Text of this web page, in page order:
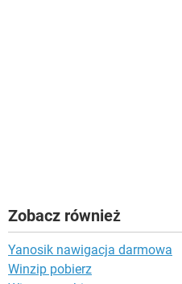
Zobacz również
Yanosik nawigacja darmowa
Winzip pobierz